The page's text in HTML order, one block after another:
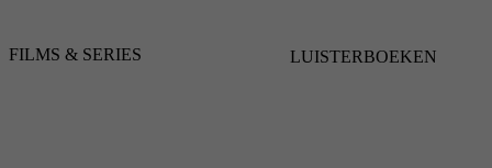
FILMS & SERIES LUISTERBOEKEN